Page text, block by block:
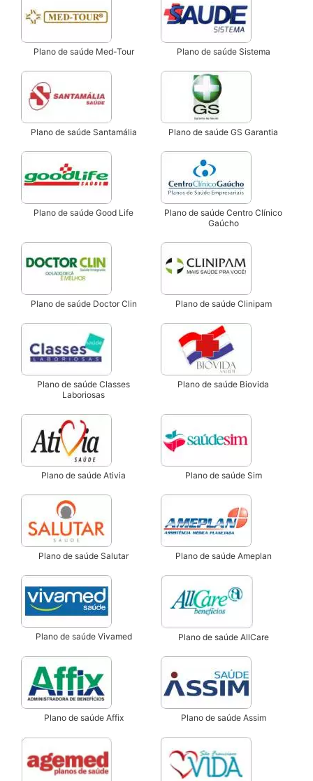
Plano de saúde Med-Tour Plano de saúde Sistema
Plano de saúde Santamália Plano de saúde GS Garantia
Plano de saúde Good Life
Plano de saúde Centro Clínico
Gaúcho
Plano de saúde Doctor Clin Plano de saúde Clinipam
Plano de saúde Classes
Laboriosas
Plano de saúde Biovida
Plano de saúde Ativia Plano de saúde Sim
Plano de saúde Salutar Plano de saúde Ameplan
Plano de saúde Vivamed Plano de saúde AllCare
Plano de saúde Affix Plano de saúde Assim